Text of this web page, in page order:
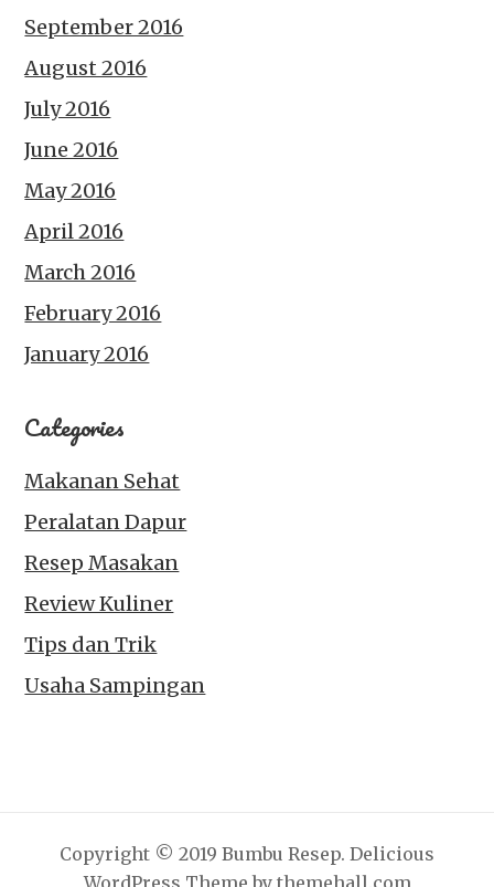
September 2016
August 2016
July 2016
June 2016
May 2016
April 2016
March 2016
February 2016
January 2016
Categories
Makanan Sehat
Peralatan Dapur
Resep Masakan
Review Kuliner
Tips dan Trik
Usaha Sampingan
Copyright © 2019 Bumbu Resep. Delicious